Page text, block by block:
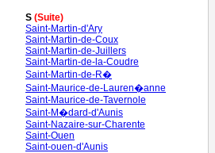
S (Suite)
Saint-Martin-d'Ary
Saint-Martin-de-Coux
Saint-Martin-de-Juillers
Saint-Martin-de-la-Coudre
Saint-Martin-de-R�
Saint-Maurice-de-Lauren�anne
Saint-Maurice-de-Tavernole
Saint-M�dard-d'Aunis
Saint-Nazaire-sur-Charente
Saint-Ouen
Saint-ouen-d'Aunis